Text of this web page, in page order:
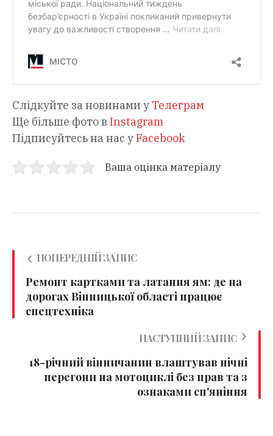
Слідкуйте за новинами у Телеграм
Ще більше фото в Instagram
Підписуйтесь на нас уFacebook
Ваша оцінка матеріалу
ПОПЕРЕДНІЙ ЗАПИС
Ремонт картками та латання ям: де на
дорогах Вінницької області працює
спецтехніка
НАСТУПНИЙ ЗАПИС
18-річний вінничанин влаштував нічні
перегони на мотоциклі без прав та з
ознаками сп'яніння